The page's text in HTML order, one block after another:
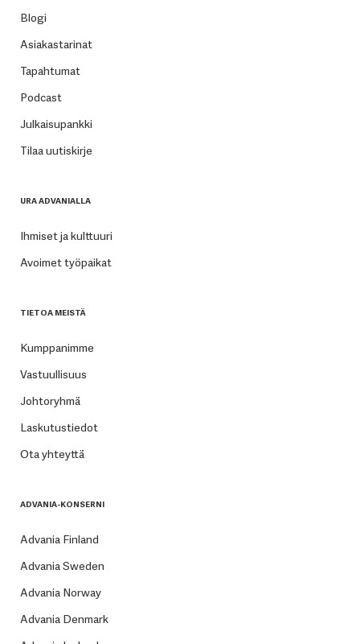
Blogi
Asiakastarinat
Tapahtumat
Podcast
Julkaisupankki
Tilaa uutiskirje
URA ADVANIALLA
Ihmiset ja kulttuuri
Avoimet työpaikat
TIETOA MEISTÄ
Kumppanimme
Vastuullisuus
Johtoryhmä
Laskutustiedot
Ota yhteyttä
ADVANIA-KONSERNI
Advania Finland
Advania Sweden
Advania Norway
Advania Denmark